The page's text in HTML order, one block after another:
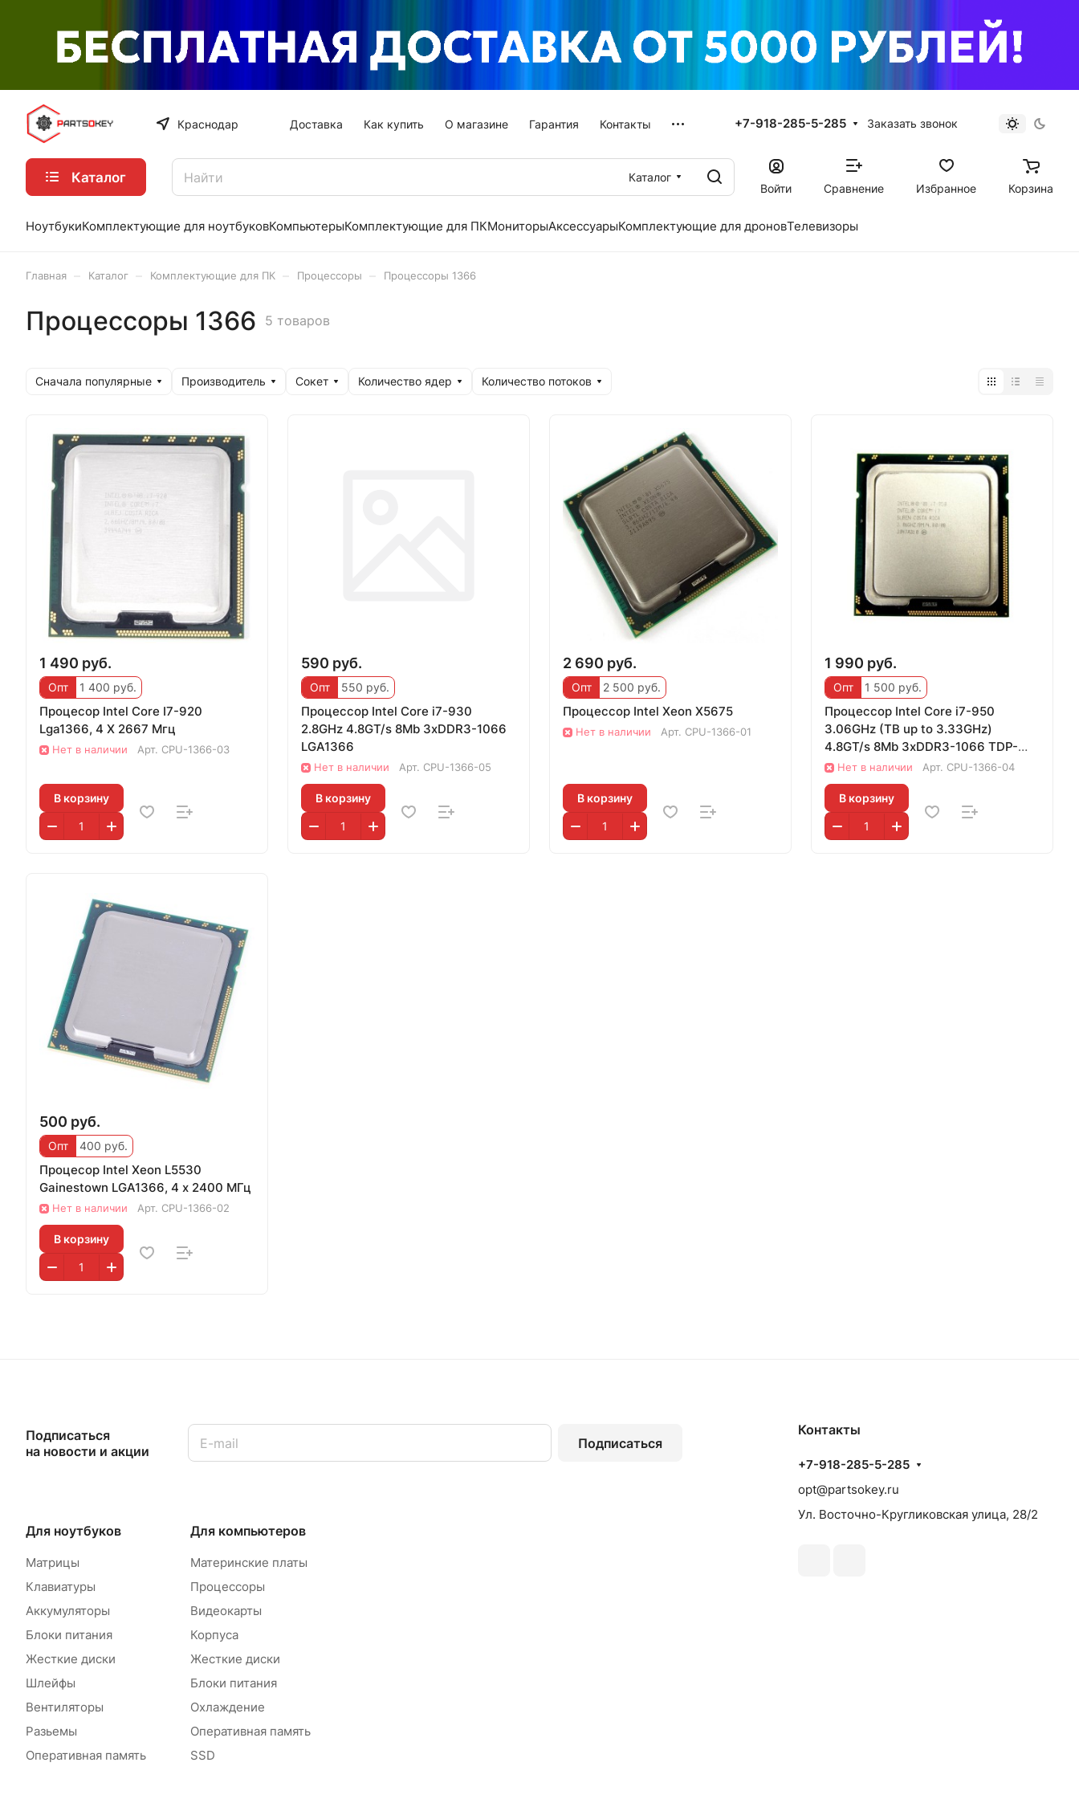
Краснодар Доставка Как купить О магазине Гарантия Контакты +7-918-285-5-285 Заказать звонок
Каталог
Каталог
Войти
Сравнение Избранное Корзина
НоутбукиКомплектующие для ноутбуковКомпьютерыКомплектующие для ПКМониторыАксессуарыКомплектующие для дроновТелевизоры
Главная Каталог Комплектующие для ПК Процессоры Процессоры 1366
Процессоры 1366 5 товаров
Сначала популярные Производитель Сокет Количество ядер Количество потоков
1 490 руб.
Опт 1 400 руб.
Процесор Intel Core I7-920
Lga1366, 4 X 2667 Мгц
Нет в наличии Арт. CPU-1366-03
В корзину
590 руб.
Опт 550 руб.
Процессор Intel Core i7-930
2.8GHz 4.8GT/s 8Mb 3xDDR3-1066
LGA1366
Нет в наличии Арт. CPU-1366-05
В корзину
2 690 руб.
Опт 2 500 руб.
Процессор Intel Xeon X5675
Нет в наличии Арт. CPU-1366-01
В корзину
1 990 руб.
Опт 1 500 руб.
Процессор Intel Core i7-950
3.06GHz (TB up to 3.33GHz)
4.8GT/s 8Mb 3xDDR3-1066 TDP-
130w LGA1366 OEM
Нет в наличии Арт. CPU-1366-04
В корзину
500 руб.
Опт 400 руб.
Процесор Intel Xeon L5530
Gainestown LGA1366, 4 x 2400 МГц
Нет в наличии Арт. CPU-1366-02
В корзину
Подписаться
на новости и акции
Подписаться
Для ноутбуков
Матрицы
Клавиатуры
Аккумуляторы
Блоки питания
Жесткие диски
Шлейфы
Вентиляторы
Разьемы
Оперативная память
Для компьютеров
Материнские платы
Процессоры
Видеокарты
Корпуса
Жесткие диски
Блоки питания
Охлаждение
Оперативная память
SSD
Контакты
+7-918-285-5-285
opt@partsokey.ru
Ул. Восточно-Кругликовская улица, 28/2